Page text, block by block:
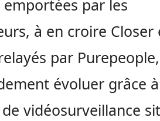
par les
à en croire Closer
par Purepeople,
évoluer grâce
vidéosurveillance